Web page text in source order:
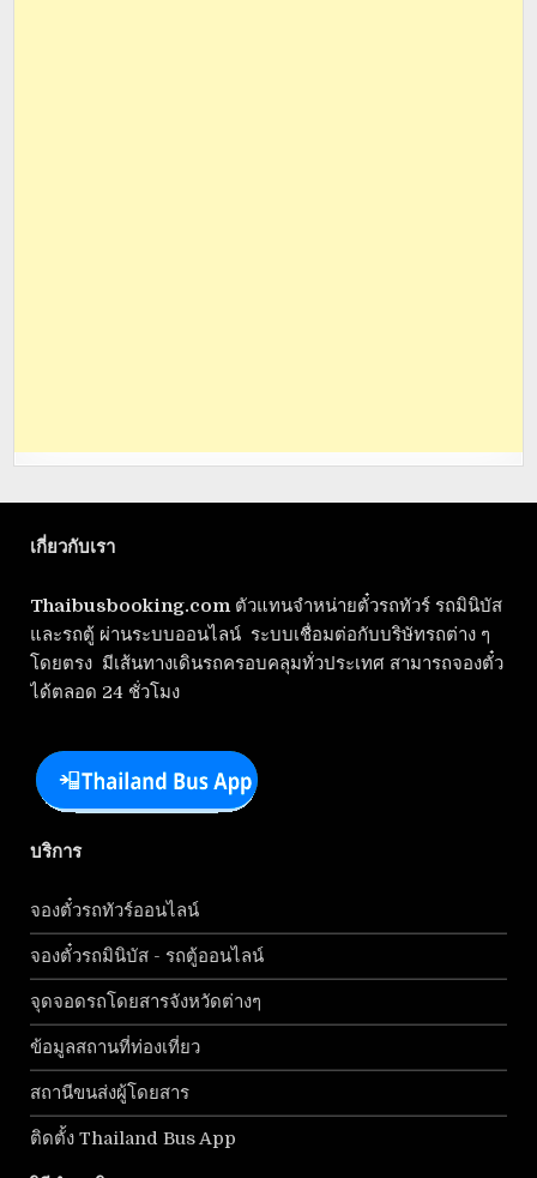
เกี่ยวกับเรา
Thaibusbooking.com ตัวแทนจำหน่ายตั๋วรถทัวร์ รถมินิบัส
และรถตู้ ผ่านระบบออนไลน์ ระบบเชื่อมต่อกับบริษัทรถต่าง ๆ
โดยตรง มีเส้นทางเดินรถครอบคลุมทั่วประเทศ สามารถจองตั๋ว
ได้ตลอด 24 ชั่วโมง
บริการ
จองตั๋วรถทัวร์ออนไลน์
จองตั๋วรถมินิบัส - รถตู้ออนไลน์
จุดจอดรถโดยสารจังหวัดต่างๆ
ข้อมูลสถานที่ท่องเที่ยว
สถานีขนส่งผู้โดยสาร
ติดตั้ง Thailand Bus App